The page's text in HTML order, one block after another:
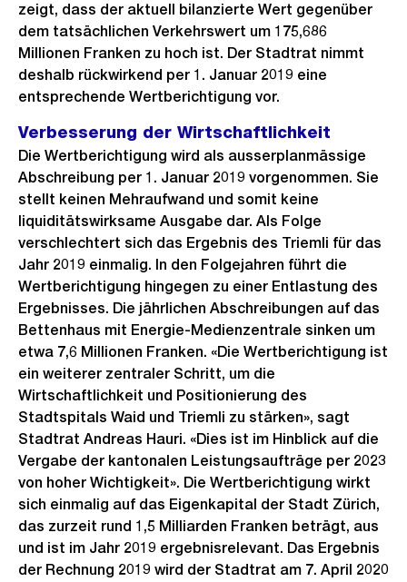
zeigt, dass der aktuell bilanzierte Wert gegenüber
dem tatsächlichen Verkehrswert um 175,686
Millionen Franken zu hoch ist. Der Stadtrat nimmt
deshalb rückwirkend per 1. Januar 2019 eine
entsprechende Wertberichtigung vor.
Verbesserung der Wirtschaftlichkeit
Die Wertberichtigung wird als ausserplanmässige
Abschreibung per 1. Januar 2019 vorgenommen. Sie
stellt keinen Mehraufwand und somit keine
liquiditätswirksame Ausgabe dar. Als Folge
verschlechtert sich das Ergebnis des Triemli für das
Jahr 2019 einmalig. In den Folgejahren führt die
Wertberichtigung hingegen zu einer Entlastung des
Ergebnisses. Die jährlichen Abschreibungen auf das
Bettenhaus mit Energie-Medienzentrale sinken um
etwa 7,6 Millionen Franken. «Die Wertberichtigung ist
ein weiterer zentraler Schritt, um die
Wirtschaftlichkeit und Positionierung des
Stadtspitals Waid und Triemli zu stärken», sagt
Stadtrat Andreas Hauri. «Dies ist im Hinblick auf die
Vergabe der kantonalen Leistungsaufträge per 2023
von hoher Wichtigkeit». Die Wertberichtigung wirkt
sich einmalig auf das Eigenkapital der Stadt Zürich,
das zurzeit rund 1,5 Milliarden Franken beträgt, aus
und ist im Jahr 2019 ergebnisrelevant. Das Ergebnis
der Rechnung 2019 wird der Stadtrat am 7. April 2020